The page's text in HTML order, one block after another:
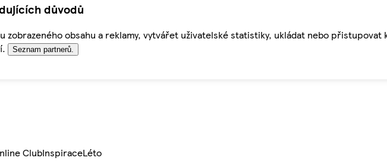
důvodů
obsahu a reklamy, vytvářet uživatelské statistiky, ukládat nebo přistupovat
Seznam partnerů.
ClubInspiraceLéto